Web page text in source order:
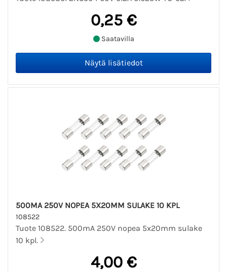
0,25 €
Saatavilla
500MA 250V NOPEA 5X20MM SULAKE 10 KPL
108522
Tuote 108522. 500mA 250V nopea 5x20mm sulake
10 kpl.
4,00 €